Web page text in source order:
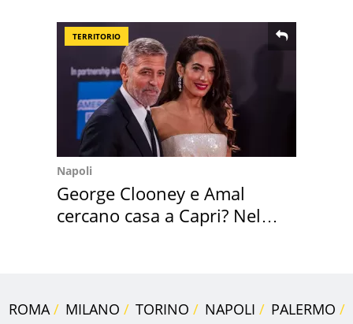
TERRITORIO
Napoli
George Clooney e Amal
cercano casa a Capri? Nel
ROMA MILANO TORINO NAPOLI
PALERMO